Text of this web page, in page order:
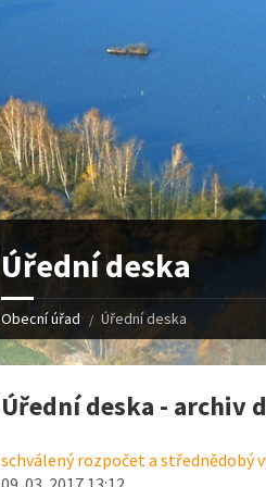
Úřední deska
Obecní úřad Úřední deska
Úřední deska - archiv
schválený rozpočet a střednědobý